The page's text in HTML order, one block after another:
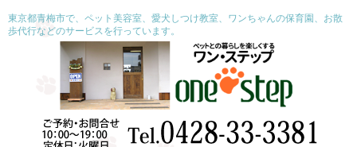
東京都青梅市で、ペット美容室、愛犬しつけ教室、ワンちゃんの保育園、お散
歩代行などのサービスを行っています。